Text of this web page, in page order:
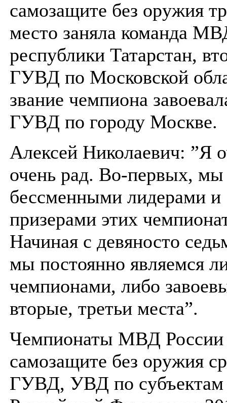
самозащите без оружия
место заняла команда
республики Татарстан,
ГУВД по Московской
звание чемпиона
ГУВД по городу Москве.
Алексей Николаевич: ”Я
очень рад. Во-первых, мы
бессменными лидерами и
призерами этих
Начиная с девяносто
мы постоянно являемся
чемпионами, либо
вторые, третьи места”.
Чемпионаты МВД России
самозащите без оружия
ГУВД, УВД по субъектам